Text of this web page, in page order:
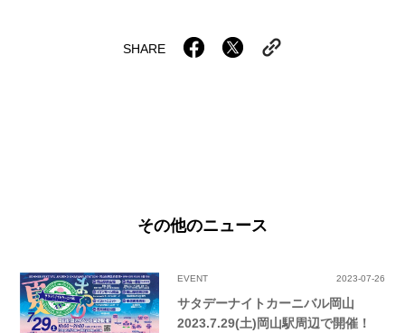
SHARE
その他のニュース
EVENT 2023-07-26
サタデーナイトカーニバル岡山
2023.7.29(土)岡山駅周辺で開催！